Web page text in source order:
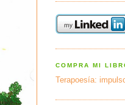
COMPRA MI
Terapoesía: